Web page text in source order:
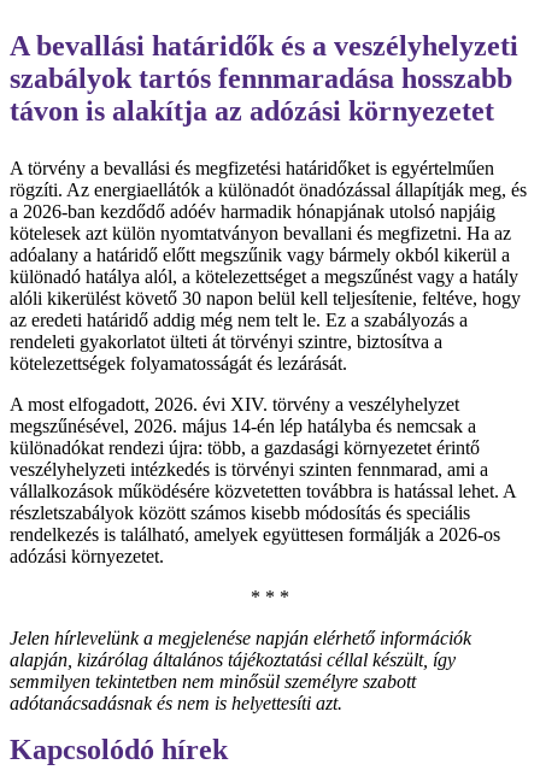
A bevallási határidők és a veszélyhelyzeti
szabályok tartós fennmaradása hosszabb
távon is alakítja az adózási környezetet
A törvény a bevallási és megfizetési határidőket is egyértelműen
rögzíti. Az energiaellátók a különadót önadózással állapítják meg, és
a 2026-ban kezdődő adóév harmadik hónapjának utolsó napjáig
kötelesek azt külön nyomtatványon bevallani és megfizetni. Ha az
adóalany a határidő előtt megszűnik vagy bármely okból kikerül a
különadó hatálya alól, a kötelezettséget a megszűnést vagy a hatály
alóli kikerülést követő 30 napon belül kell teljesítenie, feltéve, hogy
az eredeti határidő addig még nem telt le. Ez a szabályozás a
rendeleti gyakorlatot ülteti át törvényi szintre, biztosítva a
kötelezettségek folyamatosságát és lezárását.
A most elfogadott, 2026. évi XIV. törvény a veszélyhelyzet
megszűnésével, 2026. május 14-én lép hatályba és nemcsak a
különadókat rendezi újra: több, a gazdasági környezetet érintő
veszélyhelyzeti intézkedés is törvényi szinten fennmarad, ami a
vállalkozások működésére közvetetten továbbra is hatással lehet. A
részletszabályok között számos kisebb módosítás és speciális
rendelkezés is található, amelyek együttesen formálják a 2026-os
adózási környezetet.
* * *
Jelen hírlevelünk a megjelenése napján elérhető információk
alapján, kizárólag általános tájékoztatási céllal készült, így
semmilyen tekintetben nem minősül személyre szabott
adótanácsadásnak és nem is helyettesíti azt.
Kapcsolódó hírek